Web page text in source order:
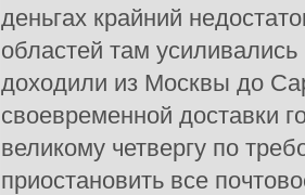
деньгах крайний
областей там усиливались
доходили из Москвы до
своевременной доставки
великому четвергу по
приостановить все